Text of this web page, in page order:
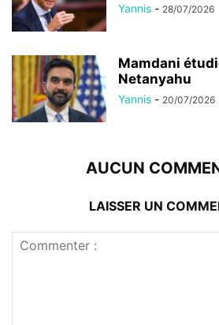
Yannis - 28/07/2026
Mamdani
Netanyahu
Yannis - 20/07/2026
AUCUN
LAISSER UN